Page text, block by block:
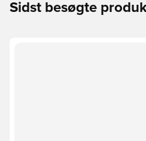
Sidst besøgte